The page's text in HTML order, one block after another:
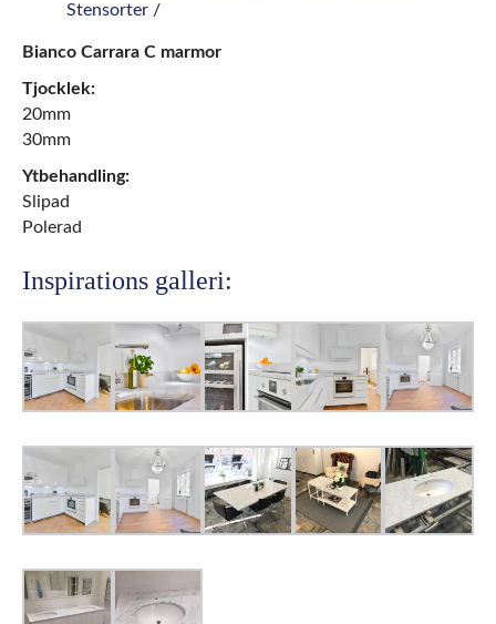
Stensorter /
Bianco Carrara C marmor
Tjocklek:
20mm
30mm
Ytbehandling:
Slipad
Polerad
Inspirations galleri: